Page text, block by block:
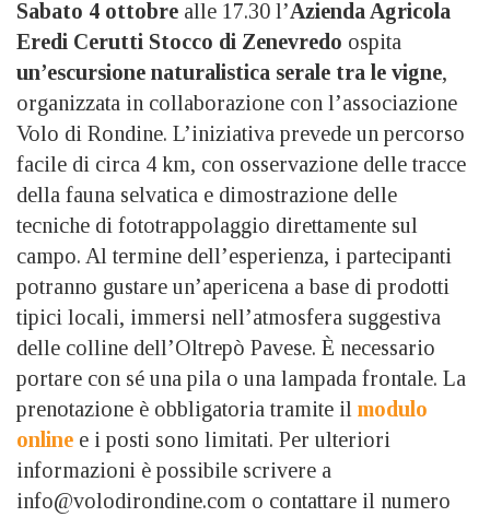
Sabato 4 ottobre alle 17.30 l’Azienda Agricola
Eredi Cerutti Stocco di Zenevredo ospita
un’escursione naturalistica serale tra le vigne,
organizzata in collaborazione con l’associazione
Volo di Rondine. L’iniziativa prevede un percorso
facile di circa 4 km, con osservazione delle tracce
della fauna selvatica e dimostrazione delle
tecniche di fototrappolaggio direttamente sul
campo. Al termine dell’esperienza, i partecipanti
potranno gustare un’apericena a base di prodotti
tipici locali, immersi nell’atmosfera suggestiva
delle colline dell’Oltrepò Pavese. È necessario
portare con sé una pila o una lampada frontale. La
prenotazione è obbligatoria tramite il modulo
online e i posti sono limitati. Per ulteriori
informazioni è possibile scrivere a
info@volodirondine.com o contattare il numero